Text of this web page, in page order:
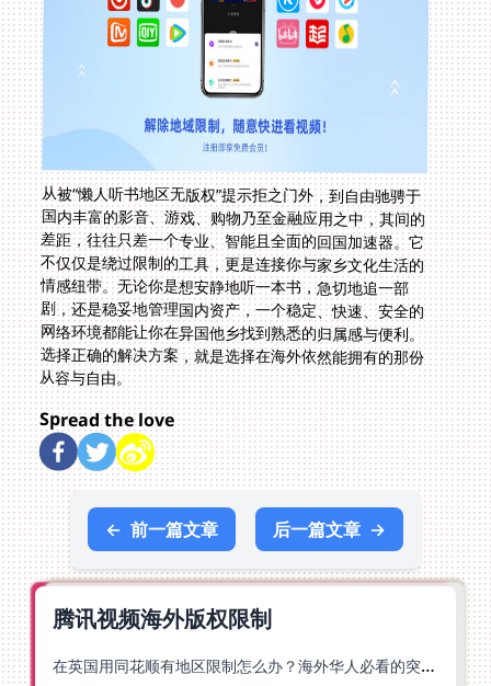
从被“懒人听书地区无版权”提示拒之门外，到自由驰骋于
国内丰富的影音、游戏、购物乃至金融应用之中，其间的
差距，往往只差一个专业、智能且全面的回国加速器。它
不仅仅是绕过限制的工具，更是连接你与家乡文化生活的
情感纽带。无论你是想安静地听一本书，急切地追一部
剧，还是稳妥地管理国内资产，一个稳定、快速、安全的
网络环境都能让你在异国他乡找到熟悉的归属感与便利。
选择正确的解决方案，就是选择在海外依然能拥有的那份
从容与自由。
Spread the love
← 前一篇文章 后一篇文章 →
腾讯视频海外版权限制
在英国用同花顺有地区限制怎么办？海外华人必看的突破指南（附小说影音技巧）